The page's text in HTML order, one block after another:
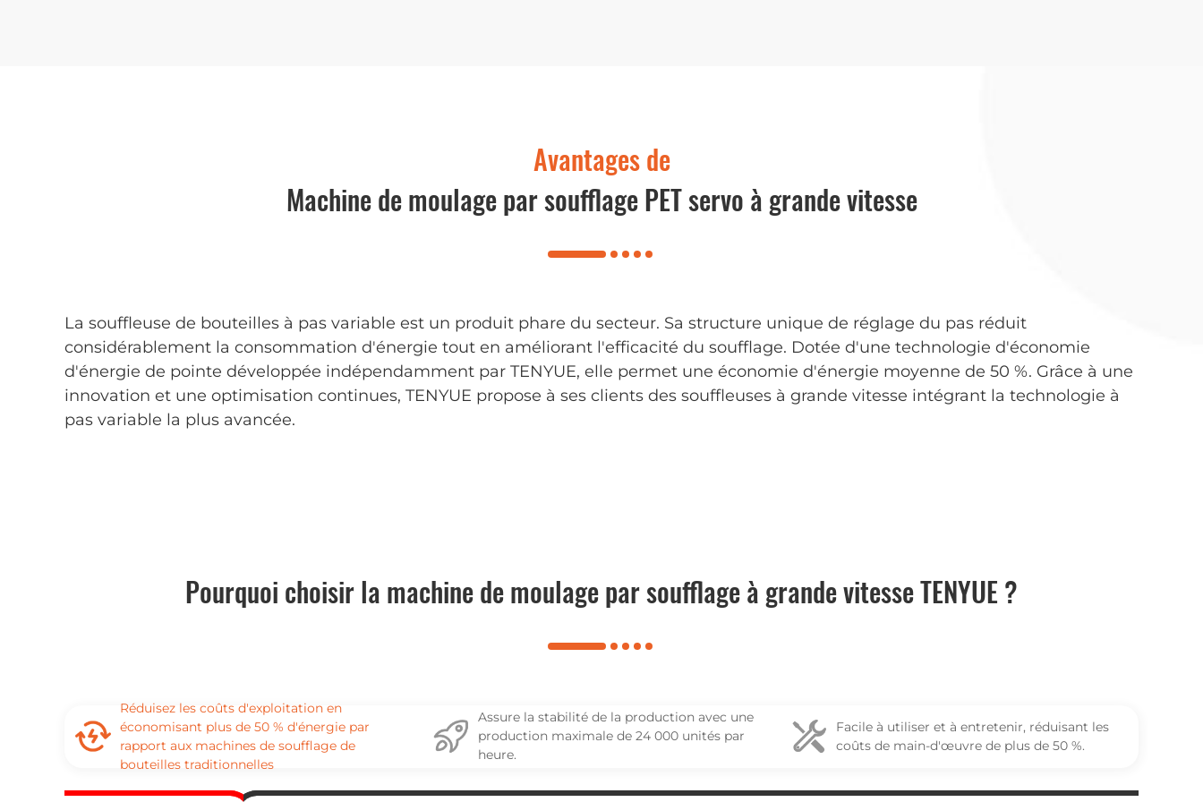
Avantages de
Machine de moulage par soufflage PET servo à grande vitesse
La souffleuse de bouteilles à pas variable est un produit phare du secteur. Sa structure unique de réglage du pas réduit
considérablement la consommation d'énergie tout en améliorant l'efficacité du soufflage. Dotée d'une technologie d'économie
d'énergie de pointe développée indépendamment par TENYUE, elle permet une économie d'énergie moyenne de 50 %. Grâce à une
innovation et une optimisation continues, TENYUE propose à ses clients des souffleuses à grande vitesse intégrant la technologie à
pas variable la plus avancée.
Pourquoi choisir la machine de moulage par soufflage à grande vitesse TENYUE ?
Réduisez les coûts d'exploitation en
économisant plus de 50 % d'énergie par
rapport aux machines de soufflage de
bouteilles traditionnelles
Assure la stabilité de la production avec une
production maximale de 24 000 unités par
heure.
Facile à utiliser et à entretenir, réduisant les
coûts de main-d'œuvre de plus de 50 %.